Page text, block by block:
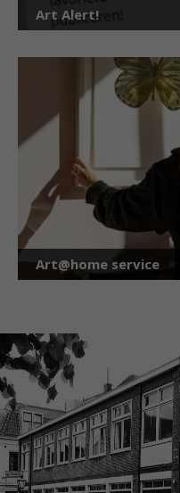
Art Alert!
Art@home service